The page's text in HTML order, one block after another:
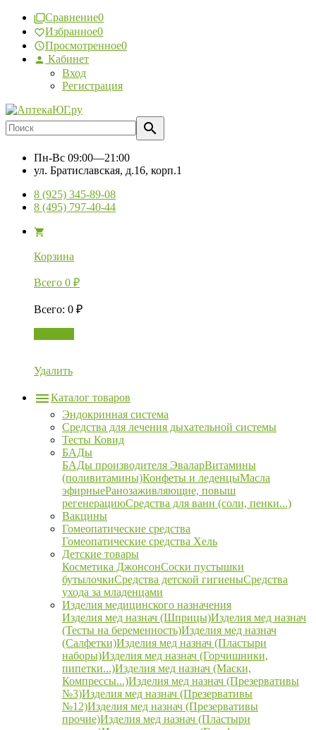
Сравнение0
Избранное0
Просмотренное0
Кабинет
Вход
Регистрация
Пн-Вс 09:00—21:00
ул. Братиславская, д.16, корп.1
8 (925) 345-89-08
8 (495) 797-40-44
Корзина
Всего 0 ₽
Всего: 0 ₽
Удалить
Каталог товаров
Эндокринная система
Средства для лечения дыхательной системы
Тесты Ковид
БАДы
БАДы производителя ЭваларВитамины
(поливитамины)Конфеты и леденцыМасла
эфирныеРанозаживляющие, повыш
регенерациюСредства для ванн (соли, пенки...)
Вакцины
Гомеопатические средства
Гомеопатические средства Хель
Детские товары
Косметика ДжонсонСоски пустышки
бутылочкиСредства детской гигиеныСредства
ухода за младенцами
Изделия медицинского назначения
Изделия мед назнач (Шприцы)Изделия мед назнач
(Тесты на беременность)Изделия мед назнач
(Салфетки)Изделия мед назнач (Пластыри
наборы)Изделия мед назнач (Горчишники,
пипетки...)Изделия мед назнач (Маски,
Компрессы...)Изделия мед назнач (Презервативы
№3)Изделия мед назнач (Презервативы
№12)Изделия мед назнач (Презервативы
прочие)Изделия мед назнач (Пластыри